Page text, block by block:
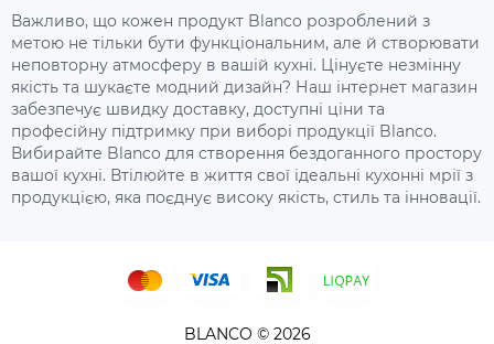
Важливо, що кожен продукт Blanco розроблений з
метою не тільки бути функціональним, але й створювати
неповторну атмосферу в вашій кухні. Цінуєте незмінну
якість та шукаєте модний дизайн? Наш інтернет магазин
забезпечує швидку доставку, доступні ціни та
професійну підтримку при виборі продукції Blanco.
Вибирайте Blanco для створення бездоганного простору
вашої кухні. Втілюйте в життя свої ідеальні кухонні мрії з
продукцією, яка поєднує високу якість, стиль та інновації.
BLANCO © 2026